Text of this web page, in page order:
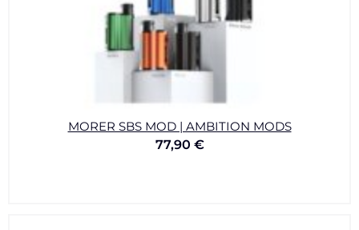
MORER SBS MOD | AMBITION MODS
77,90 €